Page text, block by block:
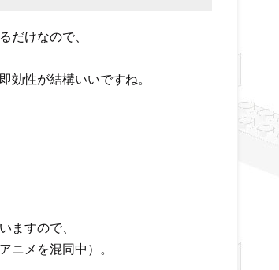
だけなので、
効性が結構いいですね。
ますので、
ニメを混同中）。